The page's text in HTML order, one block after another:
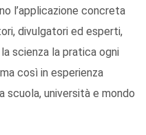
l’applicazione concreta
divulgatori ed esperti,
scienza la pratica ogni
così in esperienza
università e mondo